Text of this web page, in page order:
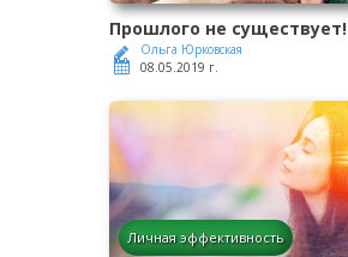
Прошлого не существует!
Ольга Юрковская
08.05.2019 г.
Личная эффективность